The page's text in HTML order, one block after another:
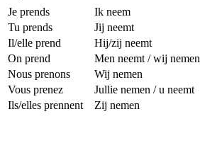
Je prends
Ik neem
Tu prends
Jij neemt
Il/elle prend
Hij/zij neemt
On prend
Men neemt / wij nemen
Nous prenons
Wij nemen
Vous prenez
Jullie nemen / u neemt
Ils/elles prennent
Zij nemen